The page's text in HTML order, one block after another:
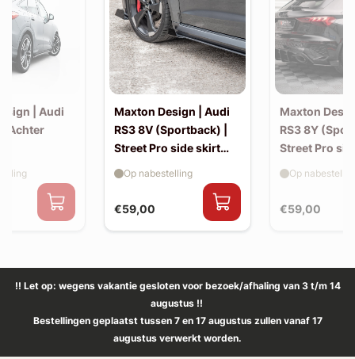
| Audi
| Achter
Maxton Design | Audi
RS3 8V (Sportback) |
Street Pro side skirt
splitter flaps
€59,00
Op nabestelling
Maxton
RS3 8Y
Street Pro
splitter flaps
€59,00
Op
!! Let op: wegens vakantie gesloten voor bezoek/afhaling van 3 t/m 14
augustus !!
Bestellingen geplaatst tussen 7 en 17 augustus zullen vanaf 17
augustus verwerkt worden.